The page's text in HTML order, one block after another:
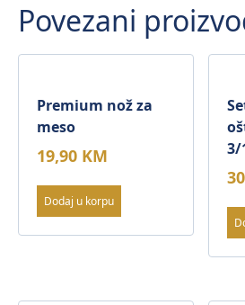
Povezani
Premium nož za
meso
19,90 KM
Dodaj u korpu
3/